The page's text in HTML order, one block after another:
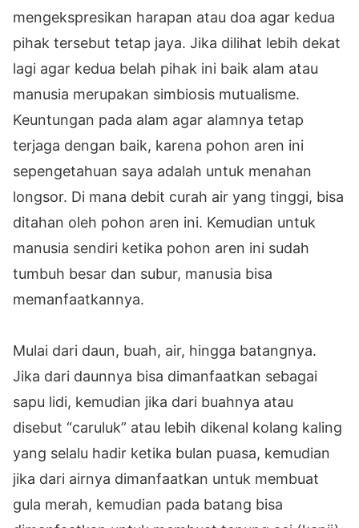
mengekspresikan harapan atau doa agar kedua
pihak tersebut tetap jaya. Jika dilihat lebih dekat
lagi agar kedua belah pihak ini baik alam atau
manusia merupakan simbiosis mutualisme.
Keuntungan pada alam agar alamnya tetap
terjaga dengan baik, karena pohon aren ini
sepengetahuan saya adalah untuk menahan
longsor. Di mana debit curah air yang tinggi, bisa
ditahan oleh pohon aren ini. Kemudian untuk
manusia sendiri ketika pohon aren ini sudah
tumbuh besar dan subur, manusia bisa
memanfaatkannya.
Mulai dari daun, buah, air, hingga batangnya.
Jika dari daunnya bisa dimanfaatkan sebagai
sapu lidi, kemudian jika dari buahnya atau
disebut “caruluk” atau lebih dikenal kolang kaling
yang selalu hadir ketika bulan puasa, kemudian
jika dari airnya dimanfaatkan untuk membuat
gula merah, kemudian pada batang bisa